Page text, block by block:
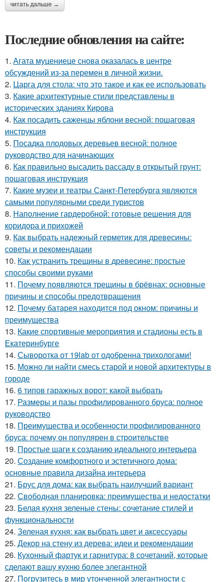
читать дальше →
Последние обновления на сайте:
1. Агата муцениеце снова оказалась в центре
обсуждений из-за перемен в личной жизни.
2. Царга для стола: что это такое и как ее использовать
3. Какие архитектурные стили представлены в
исторических зданиях Кирова
4. Как посадить саженцы яблони весной: пошаговая
инструкция
5. Посадка плодовых деревьев весной: полное
руководство для начинающих
6. Как правильно высадить рассаду в открытый грунт:
пошаговая инструкция
7. Какие музеи и театры Санкт-Петербурга являются
самыми популярными среди туристов
8. Наполнение гардеробной: готовые решения для
коридора и прихожей
9. Как выбрать надежный герметик для древесины:
советы и рекомендации
10. Как устранить трещины в древесине: простые
способы своими руками
11. Почему появляются трещины в брёвнах: основные
причины и способы предотвращения
12. Почему батарея находится под окном: причины и
преимущества
13. Какие спортивные мероприятия и стадионы есть в
Екатеринбурге
14. Сыворотка от 19lab от одобренна трихологами!
15. Можно ли найти смесь старой и новой архитектуры в
городе
16. 6 типов гаражных ворот: какой выбрать
17. Размеры и пазы профилированного бруса: полное
руководство
18. Преимущества и особенности профилированного
бруса: почему он популярен в строительстве
19. Простые шаги к созданию идеального интерьера
20. Создание комфортного и эстетичного дома:
основные правила дизайна интерьера
21. Брус для дома: как выбрать наилучший вариант
22. Свободная планировка: преимущества и недостатки
23. Белая кухня зеленые стены: сочетание стилей и
функциональности
24. Зеленая кухня: как выбрать цвет и аксессуары
25. Декор на стену из дерева: идеи и рекомендации
26. Кухонный фартук и гарнитура: 8 сочетаний, которые
сделают вашу кухню более элегантной
27. Погрузитесь в мир утонченной элегантности с